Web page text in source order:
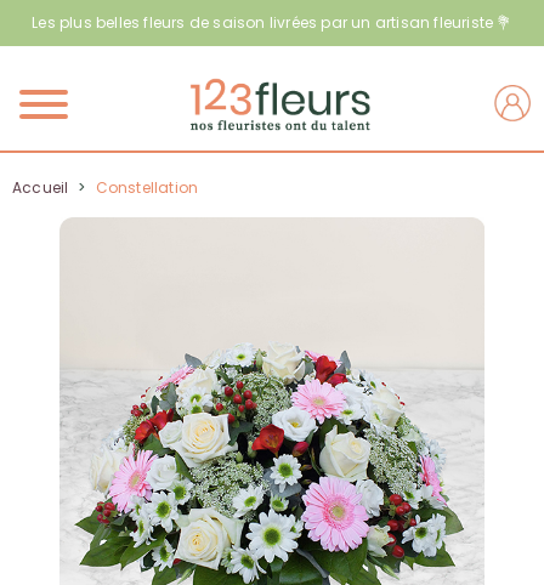
Les plus belles fleurs de saison livrées par un artisan fleuriste 💐
Menu
Accueil > Constellation